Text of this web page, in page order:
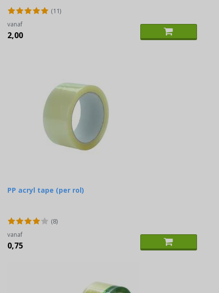
(11)
vanaf
2,00
PP acryl tape (per rol)
(8)
vanaf
0,75